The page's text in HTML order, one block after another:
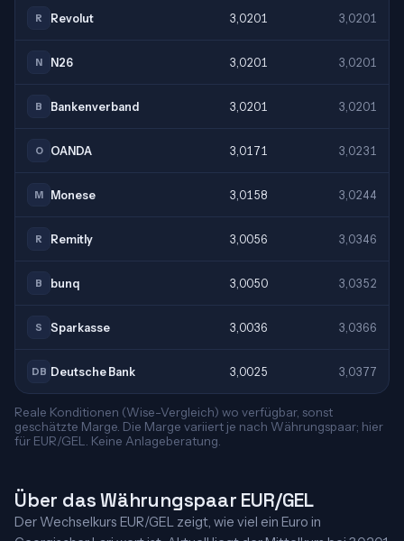
R Revolut 3,0201 3,0201
N N26 3,0201 3,0201
B Bankenverband 3,0201 3,0201
O OANDA 3,0171 3,0231
M Monese 3,0158 3,0244
R Remitly 3,0056 3,0346
B bunq 3,0050 3,0352
S Sparkasse 3,0036 3,0366
DB Deutsche Bank 3,0025 3,0377
Reale Konditionen (Wise-Vergleich) wo verfügbar, sonst
geschätzte Marge. Die Marge variiert je nach Währungspaar; hier
für EUR/GEL. Keine Anlageberatung.
Über das Währungspaar EUR/GEL
Der Wechselkurs EUR/GEL zeigt, wie viel ein Euro in